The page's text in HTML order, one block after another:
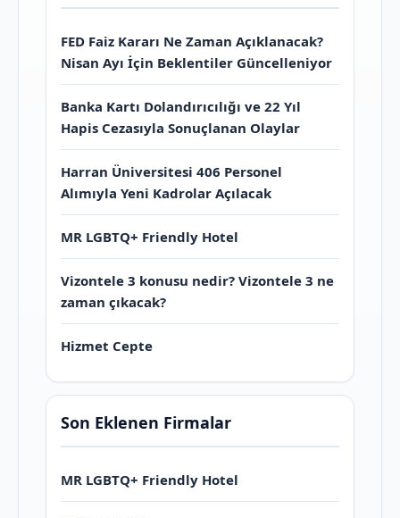
FED Faiz Kararı Ne Zaman Açıklanacak?
Nisan Ayı İçin Beklentiler Güncelleniyor
Banka Kartı Dolandırıcılığı ve 22 Yıl
Hapis Cezasıyla Sonuçlanan Olaylar
Harran Üniversitesi 406 Personel
Alımıyla Yeni Kadrolar Açılacak
MR LGBTQ+ Friendly Hotel
Vizontele 3 konusu nedir? Vizontele 3 ne
zaman çıkacak?
Hizmet Cepte
Son Eklenen Firmalar
MR LGBTQ+ Friendly Hotel